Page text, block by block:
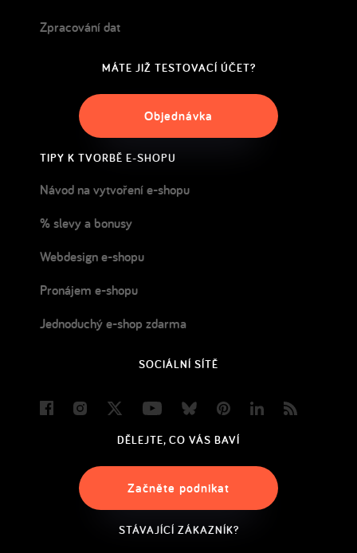
Zpracování dat
MÁTE JIŽ TESTOVACÍ ÚČET?
Objednávka
TIPY K TVORBĚ E-SHOPU
Návod na vytvoření e-shopu
% slevy a bonusy
Webdesign e-shopu
Pronájem e-shopu
Jednoduchý e-shop zdarma
SOCIÁLNÍ SÍTĚ
FacebookInstagram
Twitter YoutubeBlueskyPinterestLinkedIn
DĚLEJTE, CO VÁS BAVÍ
Začněte podnikat
STÁVAJÍCÍ ZÁKAZNÍK?